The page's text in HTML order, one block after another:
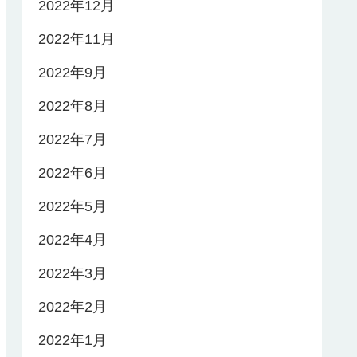
2022年12月
2022年11月
2022年9月
2022年8月
2022年7月
2022年6月
2022年5月
2022年4月
2022年3月
2022年2月
2022年1月